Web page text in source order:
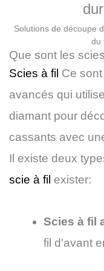
Solutions de découpe
du
Que sont les
Scies à fil Ce
avancés qui
diamant pour
cassants avec
Il existe deux
scie à fil exister:
Scies à fil
fil d'avant